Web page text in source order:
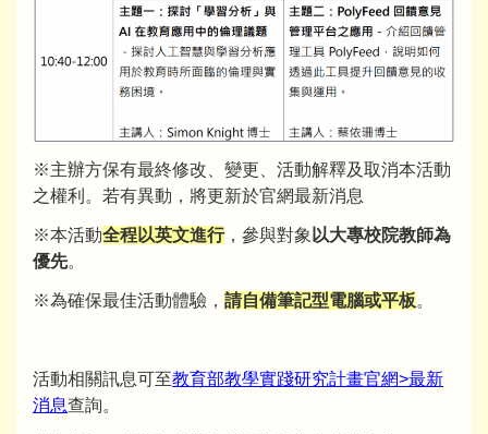
※主辦方保有最終修改、變更、活動解釋及取消本活動
之權利。若有異動，將更新於官網最新消息
※本活動全程以英文進行，參與對象 以大專校院教師為
優先。
※為確保最佳活動體驗， 請自備筆記型電腦或平板。
活動相關訊息可至教育部教學實踐研究計畫官網>最新
消息查詢。